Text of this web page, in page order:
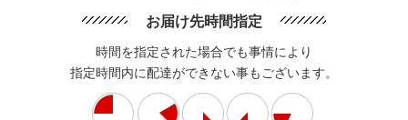
お届け先時間指定
時間を指定された場合でも事情により
指定時間内に配達ができない事もございます。